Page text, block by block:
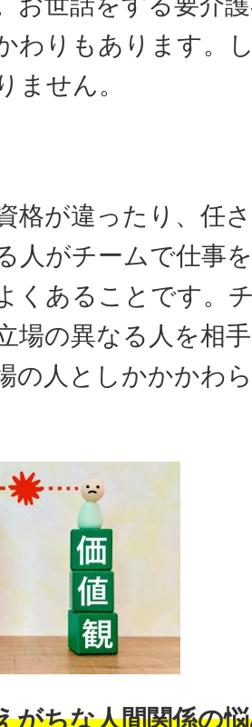
わりもあります。
ません。
格が違ったり、任
人がチームで仕事
くあることです。
場の異なる人を相
の人としかかかわ
がちな人間関係の